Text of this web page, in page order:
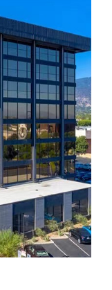
诚邀合伙人
联系我们
语言设置